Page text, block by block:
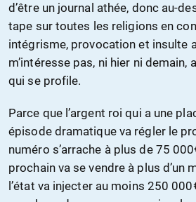
d’être un journal athée, donc au-
tape sur toutes les religions en
intégrisme, provocation et insulte
m’intéresse pas, ni hier ni demain,
qui se profile.
Parce que l’argent roi qui a une
épisode dramatique va régler le
numéro s’arrache à plus de 75
prochain va se vendre à plus d’un
l’état va injecter au moins 250